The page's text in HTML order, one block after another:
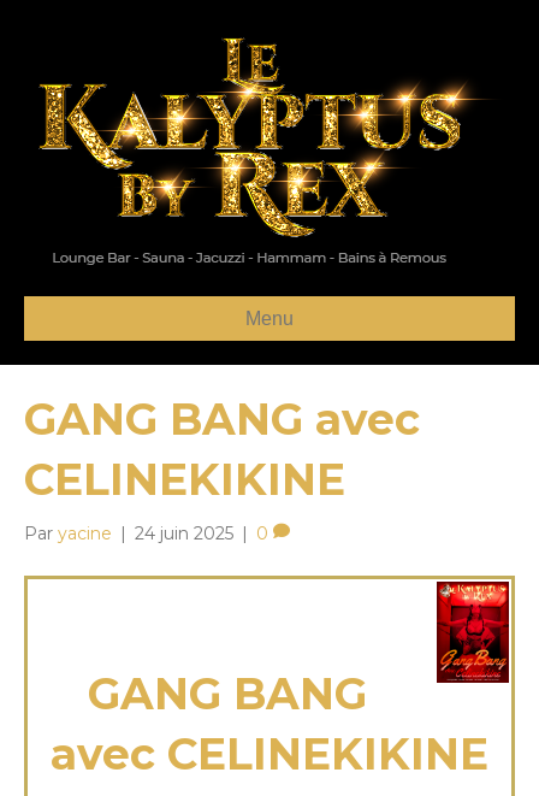
Menu
GANG BANG avec
CELINEKIKINE
Par yacine | 24 juin 2025 | 0
GANG BANG
avec CELINEKIKINE